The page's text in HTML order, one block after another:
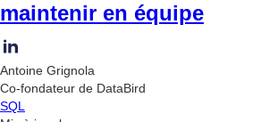
maintenir en équipe
Antoine Grignola
Co-fondateur de DataBird
SQL